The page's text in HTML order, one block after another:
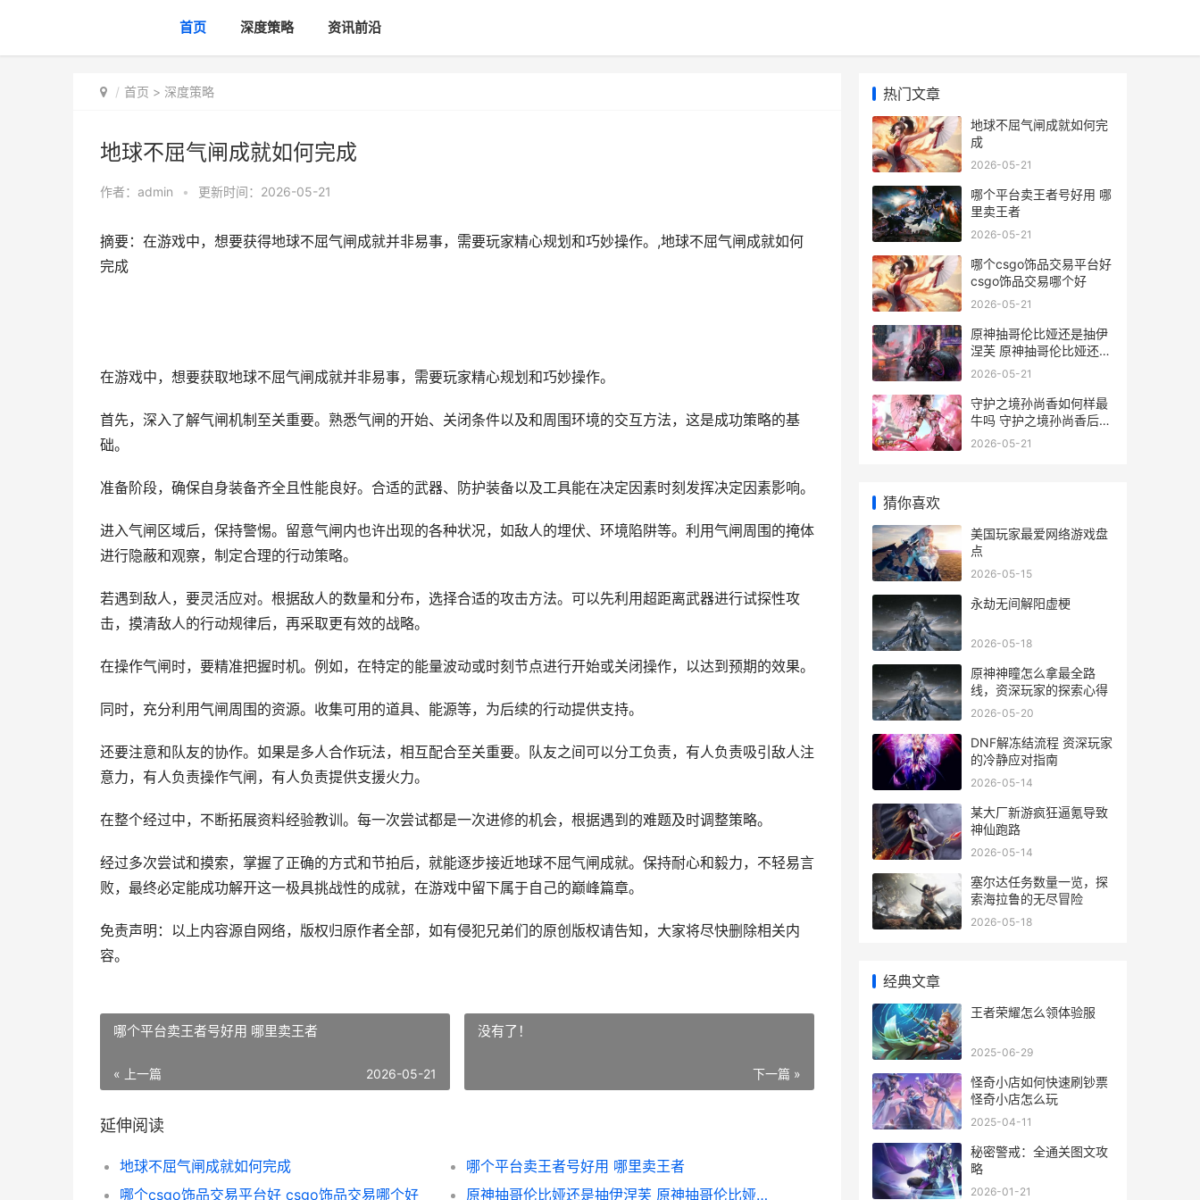
首页 深度策略 资讯前沿
首页 > 深度策略
地球不屈气闸成就如何完成
作者： admin • 更新时间：2026-05-21
摘要：在游戏中，想要获得地球不屈气闸成就并非易事，需要玩家精心规划和巧妙操作。,地球不屈气闸成就如何
完成
在游戏中，想要获取地球不屈气闸成就并非易事，需要玩家精心规划和巧妙操作。
首先，深入了解气闸机制至关重要。熟悉气闸的开始、关闭条件以及和周围环境的交互方法，这是成功策略的基
础。
准备阶段，确保自身装备齐全且性能良好。合适的武器、防护装备以及工具能在决定因素时刻发挥决定因素影响。
进入气闸区域后，保持警惕。留意气闸内也许出现的各种状况，如敌人的埋伏、环境陷阱等。利用气闸周围的掩体
进行隐蔽和观察，制定合理的行动策略。
若遇到敌人，要灵活应对。根据敌人的数量和分布，选择合适的攻击方法。可以先利用超距离武器进行试探性攻
击，摸清敌人的行动规律后，再采取更有效的战略。
在操作气闸时，要精准把握时机。例如，在特定的能量波动或时刻节点进行开始或关闭操作，以达到预期的效果。
同时，充分利用气闸周围的资源。收集可用的道具、能源等，为后续的行动提供支持。
还要注意和队友的协作。如果是多人合作玩法，相互配合至关重要。队友之间可以分工负责，有人负责吸引敌人注
意力，有人负责操作气闸，有人负责提供支援火力。
在整个经过中，不断拓展资料经验教训。每一次尝试都是一次进修的机会，根据遇到的难题及时调整策略。
经过多次尝试和摸索，掌握了正确的方式和节拍后，就能逐步接近地球不屈气闸成就。保持耐心和毅力，不轻易言
败，最终必定能成功解开这一极具挑战性的成就，在游戏中留下属于自己的巅峰篇章。
免责声明：以上内容源自网络，版权归原作者全部，如有侵犯兄弟们的原创版权请告知，大家将尽快删除相关内
容。
哪个平台卖王者号好用 哪里卖王者
« 上一篇 2026-05-21
没有了！
下一篇 »
延伸阅读
地球不屈气闸成就如何完成
哪个平台卖王者号好用 哪里卖王者
哪个csgo饰品交易平台好 csgo饰品交易哪个好
原神抽哥伦比娅还是抽伊涅芙 原神抽哥伦比娅还是芙宁娜
热门文章
地球不屈气闸成就如何完
成
2026-05-21
哪个平台卖王者号好用 哪
里卖王者
2026-05-21
哪个csgo饰品交易平台好
csgo饰品交易哪个好
2026-05-21
原神抽哥伦比娅还是抽伊
涅芙 原神抽哥伦比娅还是
芙宁娜
2026-05-21
守护之境孙尚香如何样最
牛吗 守护之境孙尚香后期
最强阵容
2026-05-21
猜你喜欢
美国玩家最爱网络游戏盘
点
2026-05-15
永劫无间解阳虚梗
2026-05-18
原神神瞳怎么拿最全路
线，资深玩家的探索心得
2026-05-20
DNF解冻结流程 资深玩家
的冷静应对指南
2026-05-14
某大厂新游疯狂逼氪导致
神仙跑路
2026-05-14
塞尔达任务数量一览，探
索海拉鲁的无尽冒险
2026-05-18
经典文章
王者荣耀怎么领体验服
2025-06-29
怪奇小店如何快速刷钞票
怪奇小店怎么玩
2025-04-11
秘密警戒：全通关图文攻
略
2026-01-21